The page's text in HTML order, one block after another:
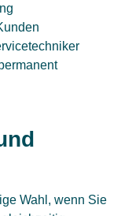
Wahl, wenn Sie